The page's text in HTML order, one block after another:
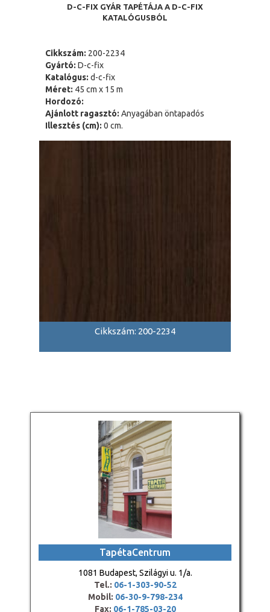
D-C-FIX GYÁR TAPÉTÁJA A D-C-FIX
KATALÓGUSBÓL
Cikkszám: 200-2234
Gyártó: D-c-fix
Katalógus: d-c-fix
Méret: 45 cm x 15 m
Hordozó:
Ajánlott ragasztó: Anyagában öntapadós
Illesztés (cm): 0 cm.
Cikkszám: 200-2234
TapétaCentrum
1081 Budapest, Szilágyi u. 1/a.
Tel.: 06-1-303-90-52
Mobil: 06-30-9-798-234
Fax: 06-1-785-03-20